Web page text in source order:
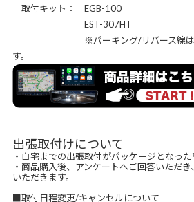
取付キット： EGB-100
EST-307HT
※パーキング/リバース線はエレ
す。
出張取付けについて
・自宅までの出張取付がパッケージとなった
・商品購入後、アンケートへご回答いただ
いただきます。
■取付日程変更/キャンセルについて